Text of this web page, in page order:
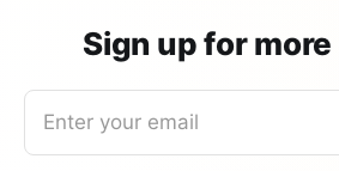
Sign up for
Enter your email